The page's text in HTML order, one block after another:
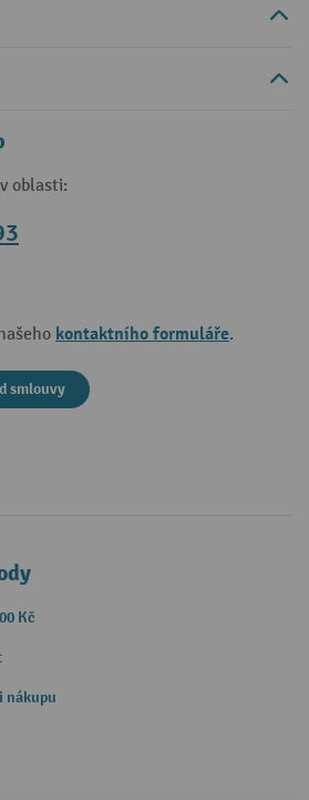
oblasti:
kontaktního formuláře.
smlouvy
Kč
nákupu